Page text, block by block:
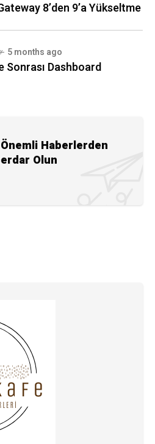
8’den 9’a Yükseltme
5 months ago
Sonrası Dashboard
Haberlerden
Olun